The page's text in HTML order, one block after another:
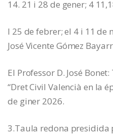
14. 21 i 28 de gener; 4
I 25 de febrer; el 4 i 11 de
José Vicente Gómez
El Professor D. José
“Dret Civil Valencià en la
de giner 2026.
3.Taula redona presidida